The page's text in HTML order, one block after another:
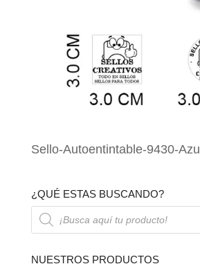
Sello-Autoentintable-9430-Azul
¿QUÉ ESTAS BUSCANDO?
Búsqueda
de
productos
NUESTROS PRODUCTOS